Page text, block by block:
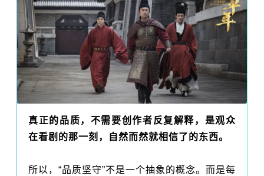
真正的品质，不需要创作者反复解释，是观众
在看剧的那一刻，自然而然就相信了的东西。
所以，“品质坚守”不是一个抽象的概念。而是每